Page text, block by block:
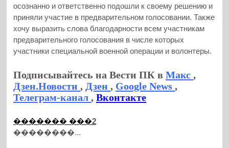
осознанно и ответственно подошли к своему решению и
приняли участие в предварительном голосовании. Также
хочу выразить слова благодарности всем участникам
предварительного голосования в числе которых
участники специальной военной операции и волонтеры.
Подписывайтесь на Вести ПК вМакс,
Дзен.Новости,Дзен, Google News,
Телеграм-канал,Вконтакте
������� ���2
��������...